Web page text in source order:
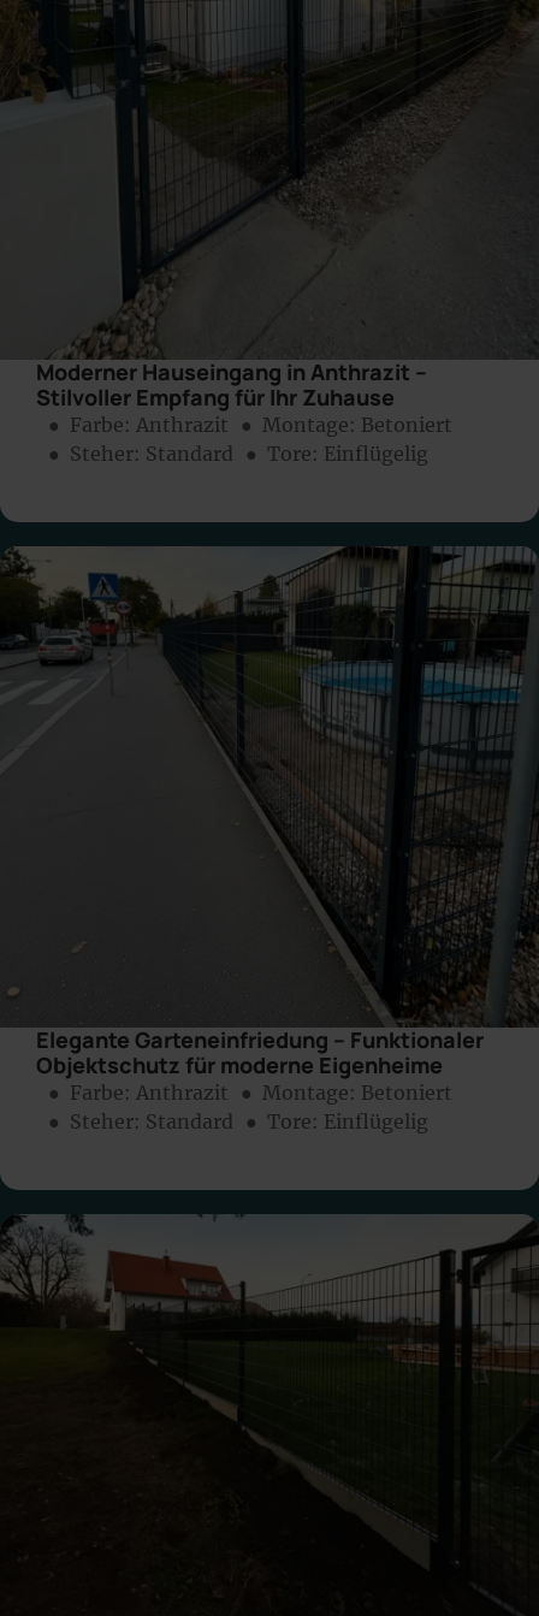
Moderner Hauseingang in Anthrazit –
Stilvoller Empfang für Ihr Zuhause
● Farbe: Anthrazit ● Montage: Betoniert
● Steher: Standard
● Tore: Einflügelig
Elegante Garteneinfriedung – Funktionaler
Objektschutz für moderne Eigenheime
● Farbe: Anthrazit ● Montage: Betoniert
● Steher: Standard
● Tore: Einflügelig